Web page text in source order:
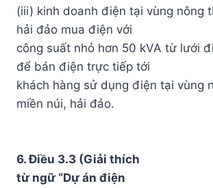
(iii) kinh doanh điện tại vùng nông
hải đảo mua điện với
công suất nhỏ hơn 50 kVA từ lưới
để bán điện trực tiếp tới
khách hàng sử dụng điện tại vùng
miền núi, hải đảo.
6. Điều 3.3 (Giải thích
từ ngữ “Dự án điện